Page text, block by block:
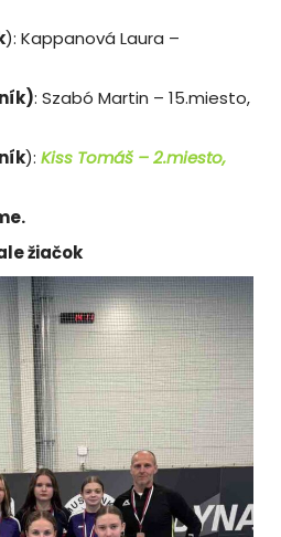
): Kappanová Laura –
: Szabó Martin – 15.miesto,
): Kiss Tomáš – 2.miesto,
žiačok